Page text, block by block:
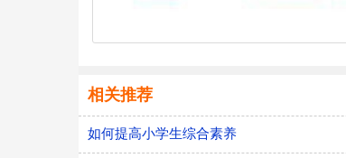
相关推荐
如何提高小学生综合素养